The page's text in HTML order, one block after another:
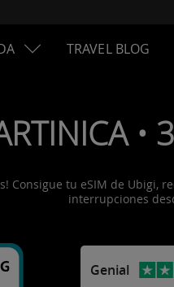
TRAVEL BLOG
•
Consigue tu eSIM de
interrupciones
Genial